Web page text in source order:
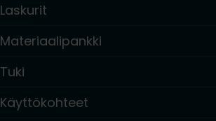
Laskurit
Materiaalipankki
Tuki
Käyttökohteet